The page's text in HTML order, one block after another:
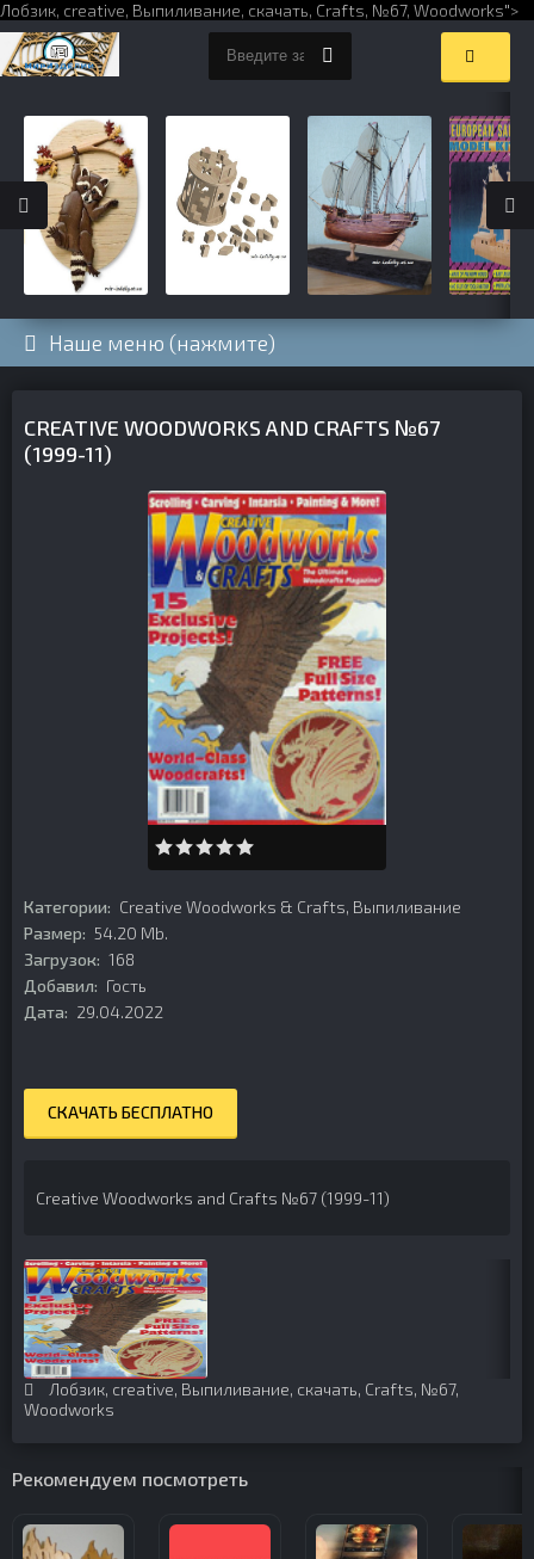
Лобзик, creative, Выпиливание, скачать, Crafts, №67, Woodworks">
Наше меню (нажмите)
CREATIVE WOODWORKS AND CRAFTS №67
(1999-11)
Категории: Creative Woodworks & Crafts, Выпиливание
Размер: 54.20 Mb.
Загрузок: 168
Добавил: Гость
Дата: 29.04.2022
СКАЧАТЬ БЕСПЛАТНО
Creative Woodworks and Crafts №67 (1999-11)
Лобзик, creative, Выпиливание, скачать, Crafts, №67,
Woodworks
Рекомендуем посмотреть